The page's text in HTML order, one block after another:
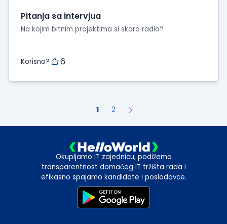
Pitanja sa intervjua
Na kojim bitnim projektima si skoro radio?
Korisno? 6
1 2
Okupljamo IT zajednicu, podižemo
transparentnost domaćeg IT tržišta rada i
efikasno spajamo kandidate i poslodavce.